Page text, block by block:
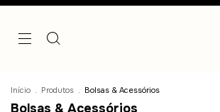
Início . Produtos . Bolsas & Acessórios
Bolsas & Acessórios